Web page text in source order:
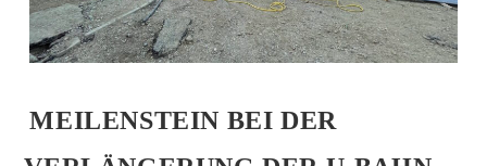
MEILENSTEIN BEI DER